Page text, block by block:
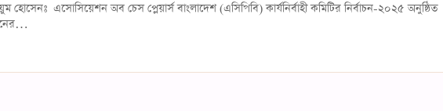
হোসেনঃ এসোসিয়েশন অব চেস প্লেয়ার্স বাংলাদেশ (এসিপিবি) কার্যনির্বাহী কমিটির নির্বাচন-২০২৫ অনুষ্ঠিত